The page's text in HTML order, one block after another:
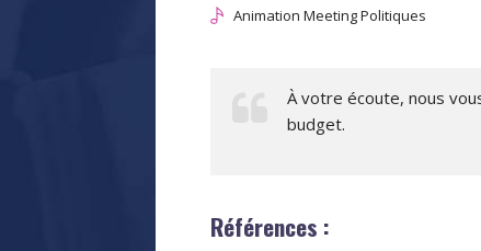
Animation Meeting Politiques
À votre écoute, nous
budget.
Références :